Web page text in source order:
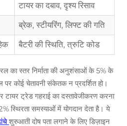
टायर का दबाव, दृश्य रिसाव
ब्रेक, स्टीयरिंग, लिफ्ट की गति
बैटरी की स्थिति, त्रुटि कोड
का स्तर निर्माता की अनुशंसाओं के 5% के
कोई चेतावनी संकेतक न प्रदर्शित हो।
टायर ट्रेड गहराई का दस्तावेजीकरण करना
स्थिरता समस्याओं में योगदान देता है। ये
शुरुआती दोष पता लगाने के लिए डिज़ाइन